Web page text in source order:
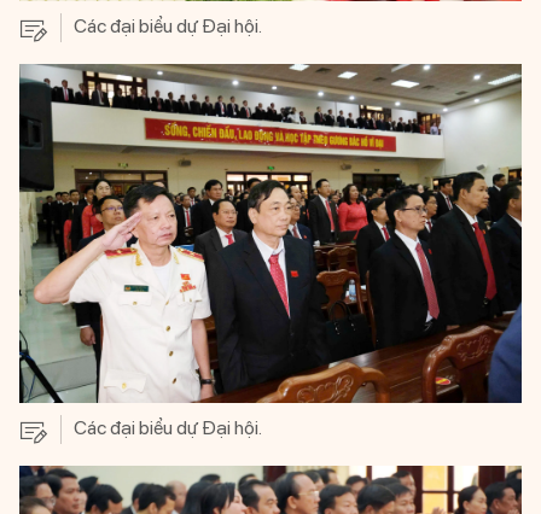
Các đại biểu dự Đại hội.
Các đại biểu dự Đại hội.